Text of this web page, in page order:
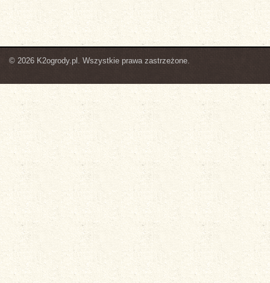
© 2026 K2ogrody.pl. Wszystkie prawa zastrzeżone.